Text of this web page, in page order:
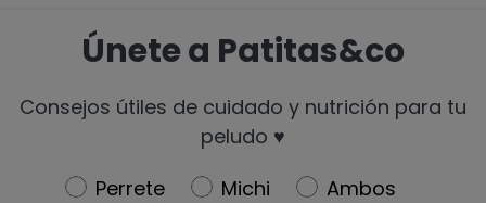
Únete a Patitas&co
Consejos útiles de cuidado y nutrición para tu
peludo ♥️
Newsletter
Perrete Michi
Ambos